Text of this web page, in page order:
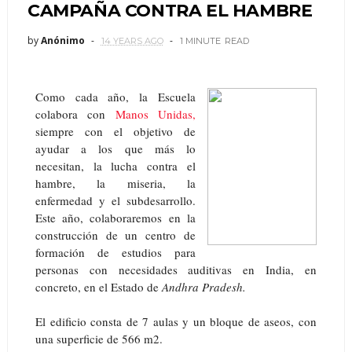
CAMPAÑA CONTRA EL HAMBRE
byAnónimo 14 YEARS AGO 1 MINUTE READ
Como cada año, la Escuela
colabora con Manos Unidas,
siempre con el objetivo de
ayudar a los que más lo
necesitan, la lucha contra el
hambre, la miseria, la
enfermedad y el subdesarrollo.
Este año, colaboraremos en la
construcción de un centro de
formación de estudios para
personas con necesidades auditivas en India, en
concreto, en el Estado deAndhra Pradesh.
El edificio consta de 7 aulas y un bloque de aseos, con
una superficie de 566 m2.